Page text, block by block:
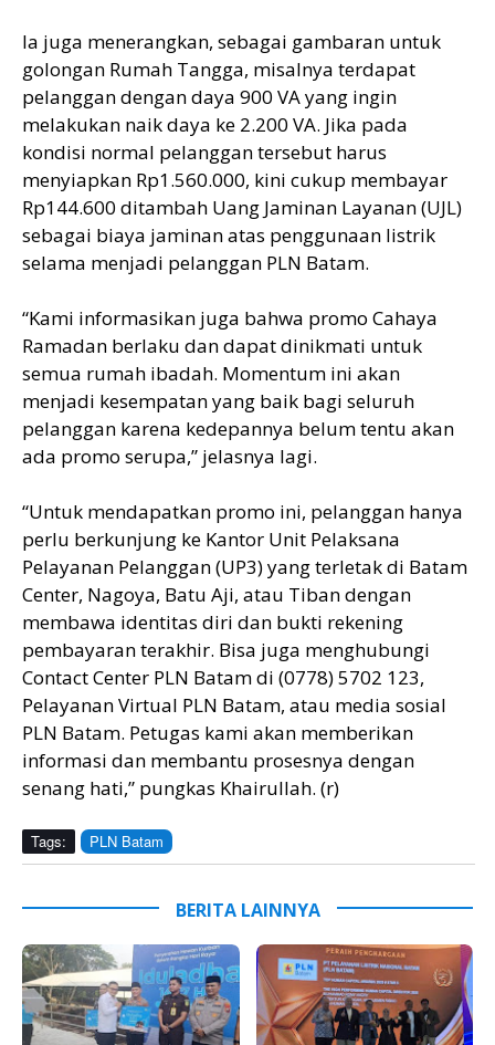
Ia juga menerangkan, sebagai gambaran untuk
golongan Rumah Tangga, misalnya terdapat
pelanggan dengan daya 900 VA yang ingin
melakukan naik daya ke 2.200 VA. Jika pada
kondisi normal pelanggan tersebut harus
menyiapkan Rp1.560.000, kini cukup membayar
Rp144.600 ditambah Uang Jaminan Layanan (UJL)
sebagai biaya jaminan atas penggunaan listrik
selama menjadi pelanggan PLN Batam.
“Kami informasikan juga bahwa promo Cahaya
Ramadan berlaku dan dapat dinikmati untuk
semua rumah ibadah. Momentum ini akan
menjadi kesempatan yang baik bagi seluruh
pelanggan karena kedepannya belum tentu akan
ada promo serupa,” jelasnya lagi.
“Untuk mendapatkan promo ini, pelanggan hanya
perlu berkunjung ke Kantor Unit Pelaksana
Pelayanan Pelanggan (UP3) yang terletak di Batam
Center, Nagoya, Batu Aji, atau Tiban dengan
membawa identitas diri dan bukti rekening
pembayaran terakhir. Bisa juga menghubungi
Contact Center PLN Batam di (0778) 5702 123,
Pelayanan Virtual PLN Batam, atau media sosial
PLN Batam. Petugas kami akan memberikan
informasi dan membantu prosesnya dengan
senang hati,” pungkas Khairullah. (r)
Tags: PLN Batam
BERITA LAINNYA